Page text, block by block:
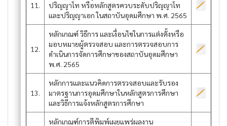
11.
ปริญญาโท หรือหลักสูตรควบระดับปริญญาโท
และปริญญาเอก ในสถาบันอุดมศึกษา พ.ศ. 2565
12.
หลักเกณฑ์ วิธีการ และเงื่อนไขในการแต่งตั้งหรือ
มอบหมายผู้ตรวจสอบ และการตรวจสอบการ
ดำเนินการจัดการศึกษาของสถาบันอุดมศึกษา
พ.ศ. 2565
13.
หลักการและแนวคิดการตรวจสอบและรับรอง
มาตรฐานการอุดมศึกษาในหลักสูตรการศึกษา
และวิธีการแจ้งหลักสูตรการศึกษา
หลักเกณฑ์การตีพิมพ์เผยแพร่ผลงาน